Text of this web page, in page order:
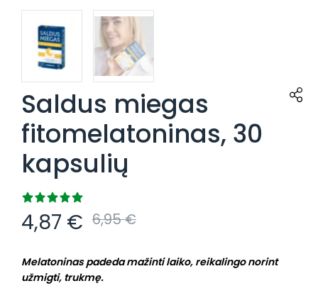
Saldus miegas
fitomelatoninas, 30
kapsulių
6,95€
4,87 €
Melatoninas padeda mažinti laiko, reikalingo norint
užmigti, trukmę.